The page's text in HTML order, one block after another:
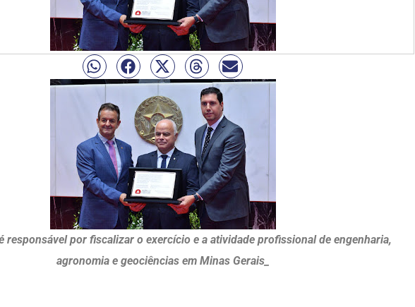
é responsável por fiscalizar o exercício e a atividade profissional de engenharia,
agronomia e geociências em Minas Gerais_